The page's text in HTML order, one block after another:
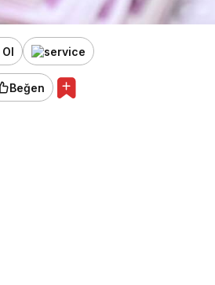
Beğen